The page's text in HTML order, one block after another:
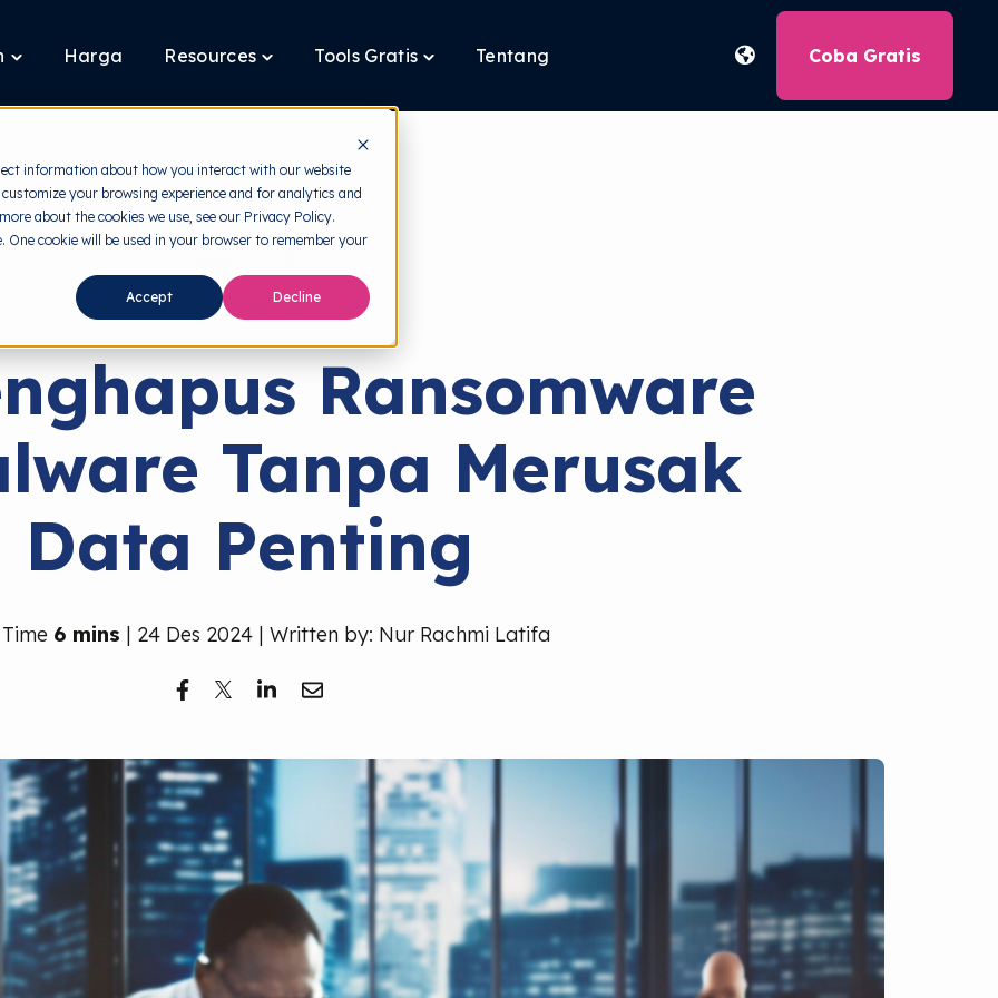
information about how you interact with our website
your browsing experience and for analytics and
about the cookies we use, see our Privacy Policy.
cookie will be used in your browser to remember your
Accept Decline
Toggle
Layanan
Harga Resources Toggle
Resources
Tools Gratis Toggle
Tools
Tentang Coba Gratis
Cyber Threats
Ransomware
Tanpa Merusak
Data Penting
6 mins | 24 Des 2024 | Written by: Nur Rachmi Latifa